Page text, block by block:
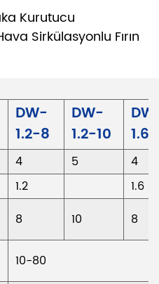
Kurutucu
Sirkülasyonlu Fırın
DW-
1.2-8
DW-
1.2-10
4 5
4
1.2
1.6
8 10
8
10-80